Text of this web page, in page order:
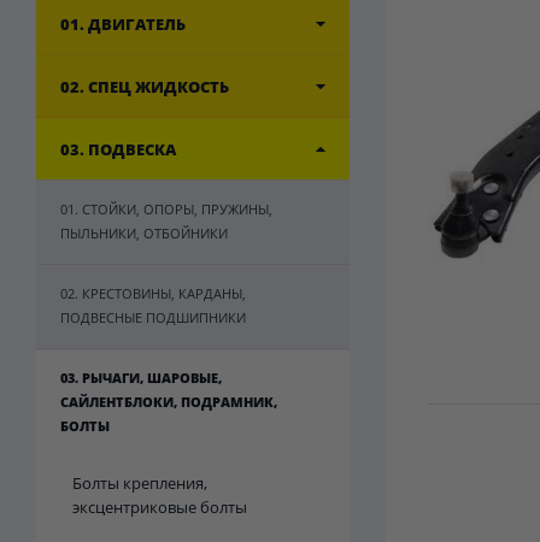
01. ДВИГАТЕЛЬ
02. СПЕЦ ЖИДКОСТЬ
03. ПОДВЕСКА
01. СТОЙКИ, ОПОРЫ, ПРУЖИНЫ,
ПЫЛЬНИКИ, ОТБОЙНИКИ
02. КРЕСТОВИНЫ, КАРДАНЫ,
ПОДВЕСНЫЕ ПОДШИПНИКИ
03. РЫЧАГИ, ШАРОВЫЕ,
САЙЛЕНТБЛОКИ, ПОДРАМНИК,
БОЛТЫ
Болты крепления,
эксцентриковые болты